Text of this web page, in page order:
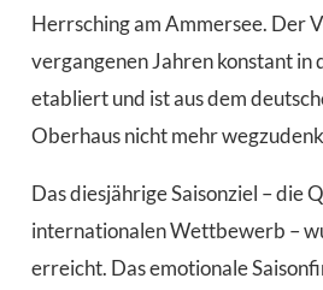
Herrsching am Ammersee. Der
vergangenen Jahren konstant in
etabliert und ist aus dem
Oberhaus nicht mehr
Das diesjährige Saisonziel – die
internationalen Wettbewerb –
erreicht. Das emotionale